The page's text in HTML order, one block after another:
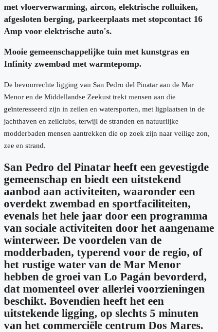
met vloerverwarming, aircon, elektrische rolluiken,
afgesloten berging, parkeerplaats met stopcontact 16
Amp voor elektrische auto's.
Mooie gemeenschappelijke tuin met kunstgras en
Infinity zwembad met warmtepomp.
De bevoorrechte ligging van San Pedro del Pinatar aan de Mar
Menor en de Middellandse Zeekust trekt mensen aan die
geïnteresseerd zijn in zeilen en watersporten, met ligplaatsen in de
jachthaven en zeilclubs, terwijl de stranden en natuurlijke
modderbaden mensen aantrekken die op zoek zijn naar veilige zon,
zee en strand.
San Pedro del Pinatar heeft een gevestigde
gemeenschap en biedt een uitstekend
aanbod aan activiteiten, waaronder een
overdekt zwembad en sportfaciliteiten,
evenals het hele jaar door een programma
van sociale activiteiten door het aangename
winterweer. De voordelen van de
modderbaden, typerend voor de regio, of
het rustige water van de Mar Menor
hebben de groei van Lo Pagán bevorderd,
dat momenteel over allerlei voorzieningen
beschikt. Bovendien heeft het een
uitstekende ligging, op slechts 5 minuten
van het commerciële centrum Dos Mares.